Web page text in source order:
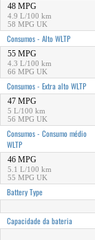
48 MPG
4.9 L/100 km
58 MPG UK
Consumos - Alto WLTP
55 MPG
4.3 L/100 km
66 MPG UK
Consumos - Extra alto WLTP
47 MPG
5 L/100 km
56 MPG UK
Consumos - Consumo médio
WLTP
46 MPG
5.1 L/100 km
55 MPG UK
Battery Type
Capacidade da bateria